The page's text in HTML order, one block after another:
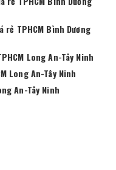
TPHCM Bình Dương
Long An-Tây Ninh
Long An-Tây Ninh
An-Tây Ninh